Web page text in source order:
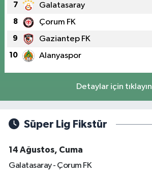
7 Galatasaray
8 Çorum FK
9 Gaziantep FK
10 Alanyaspor
Detaylar için tıklayın
Süper Lig Fikstür
14 Ağustos, Cuma
Galatasaray - Çorum FK